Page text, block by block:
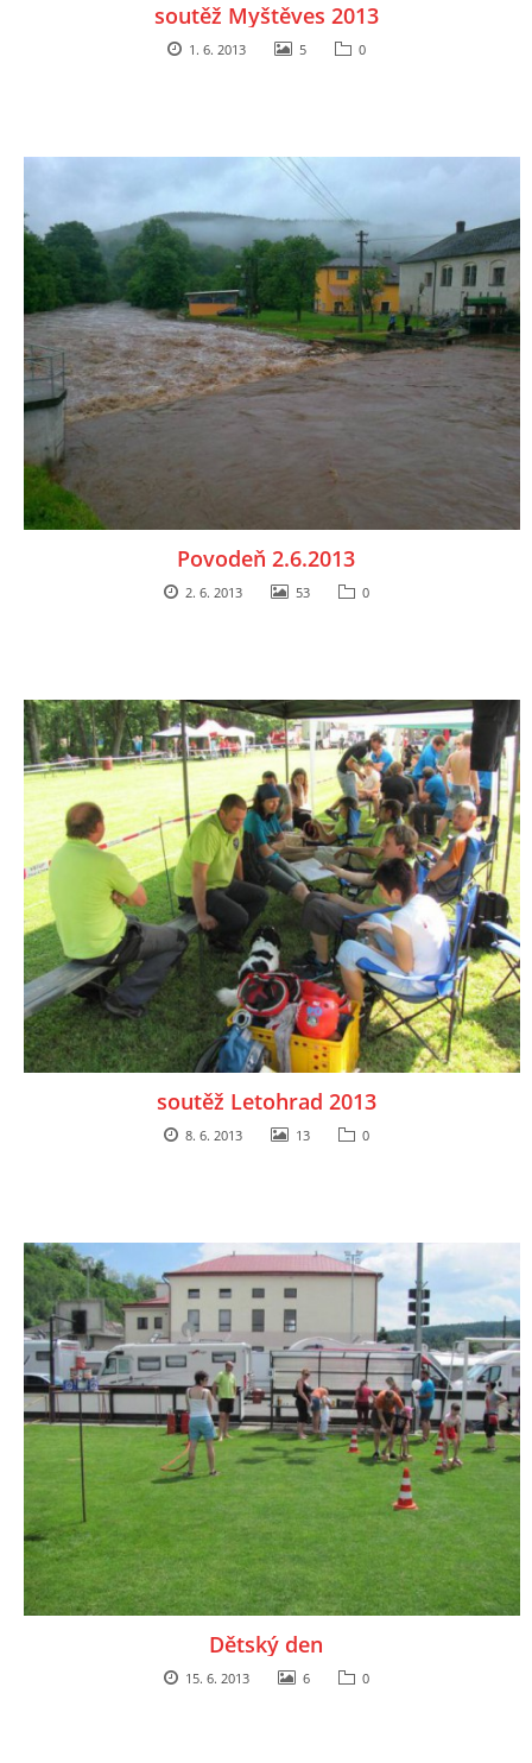
soutěž Myštěves 2013
1. 6. 2013 5 0
Povodeň 2.6.2013
2. 6. 2013 53 0
soutěž Letohrad 2013
8. 6. 2013 13 0
Dětský den
15. 6. 2013 6 0